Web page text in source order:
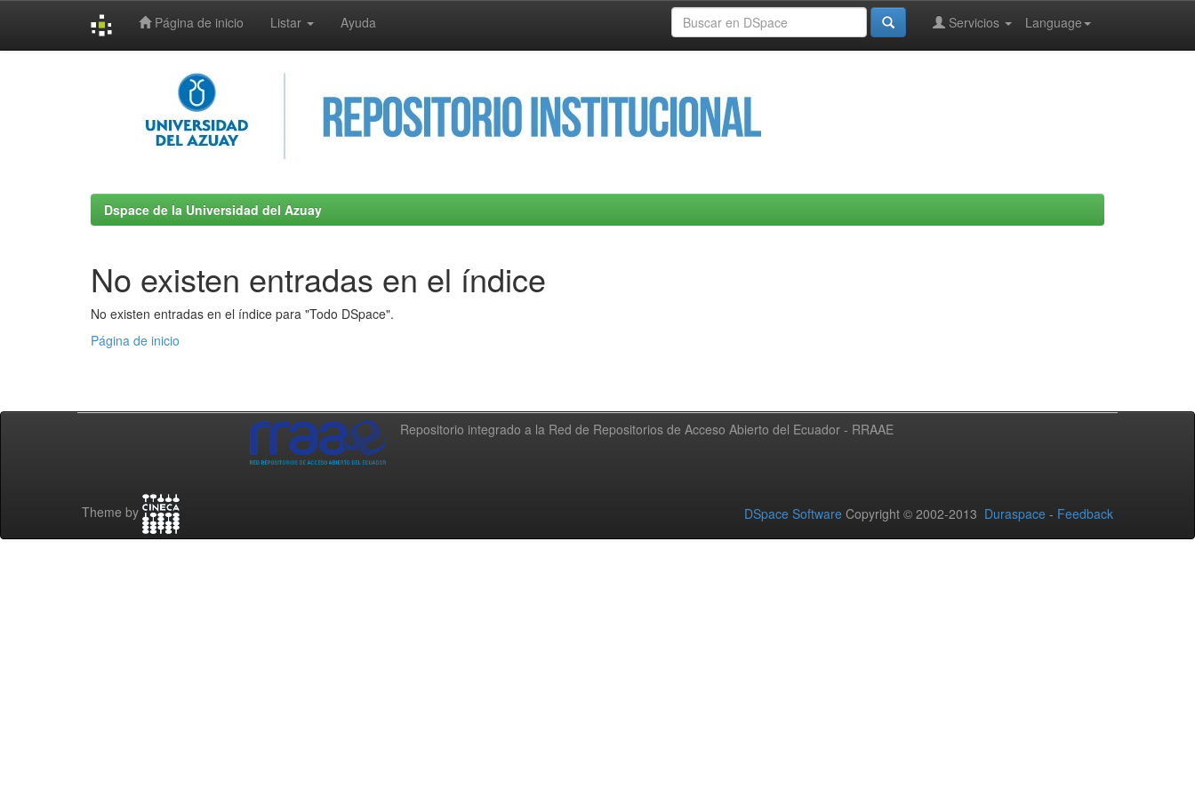
Página de inicio Listar Ayuda Language
Servicios
Dspace de la Universidad del Azuay
No existen entradas en el índice
No existen entradas en el índice para "Todo DSpace".
Página de inicio
Repositorio integrado a la Red de Repositorios de Acceso Abierto del Ecuador - RRAAE
Theme by DSpace Software Copyright © 2002-2013 Duraspace - Feedback